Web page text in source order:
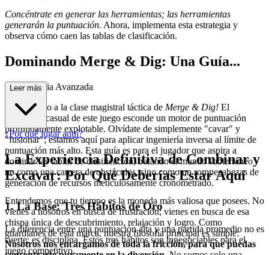
Concéntrate en generar las herramientas; las herramientas
generarán la puntuación. Ahora, implementa esta estrategia y
observa cómo caen las tablas de clasificación.
Dominando Merge & Dig: Una Guía...
de Estrategia Avanzada
¡Bienvenido a la clase magistral táctica de Merge & Dig! El
envoltorio casual de este juego esconde un motor de puntuación
profundamente explotable. Olvídate de simplemente "cavar" y
"fusionar"; estamos aquí para aplicar ingeniería inversa al límite de
puntuación más alto. Esta guía es para el jugador que aspira a
dominar las tablas de clasificación, tratando el mundo subterráneo
no como una carrera de obstáculos, sino como un rompecabezas de
generación de recursos meticulosamente cronometrado.
1. La Base: Tres Hábitos de Oro
La diferencia entre una puntuación alta y una partida promedio no es
suerte; es disciplina. Estos tres hábitos son innegociables para el
juego competitivo.
Leer más
¿Por qué jugar aquí?
La Experiencia Definitiva de Combinar y
Excavar: Por Qué Deberías Estar Aquí
Entendemos que tu tiempo es la moneda más valiosa que posees. No
vienes a nosotros en busca de frustración; vienes en busca de esa
chispa única de descubrimiento, relajación y logro. Como
guardianes de esta marca, nuestra filosofía principal es simple:
Nosotros nos encargamos de toda la fricción, para que puedas